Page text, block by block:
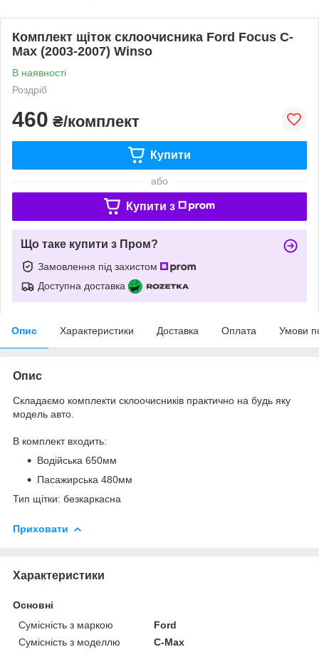
Комплект щіток склоочисника Ford Focus C-
Max (2003-2007) Winso
В наявності
Роздріб
460 ₴/комплект
Купити
або
Купити з
Що таке купити з Пром?
Замовлення під захистом
Доступна доставка
Опис Характеристики Доставка Оплата Умови
Опис
Складаємо комплекти склоочисників практично на будь яку
модель авто.
В комплект входить:
Водійська 650мм
Пасажирська 480мм
Тип щітки: безкаркасна
Приховати
Характеристики
Основні
Сумісність з маркою
Ford
Сумісність з моделлю
C-Max